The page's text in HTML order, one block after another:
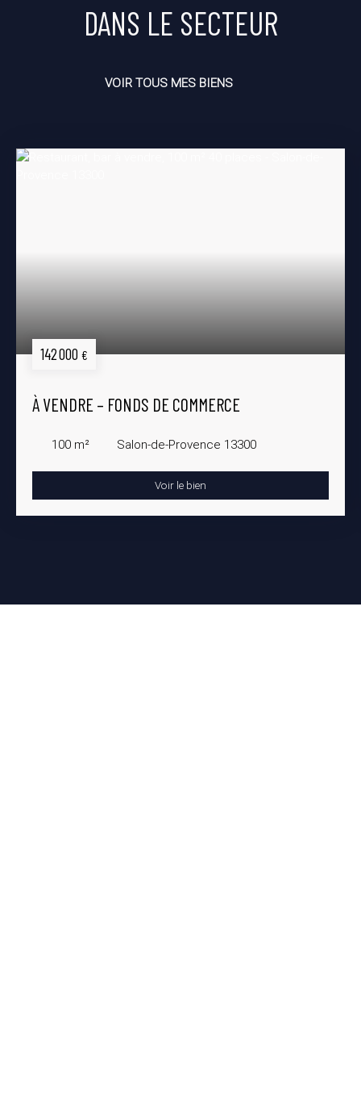
DANS LE SECTEUR
VOIR TOUS MES BIENS
142 000 €
À VENDRE – FONDS DE COMMERCE
100 m² Salon-de-Provence 13300
Voir le bien